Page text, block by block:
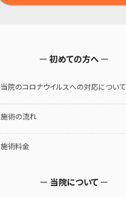
初めての方へ
当院のコロナウイルスへの対応について
施術の流れ
施術料金
当院について